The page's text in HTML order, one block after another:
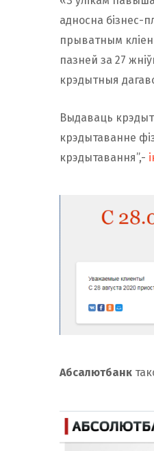
адносна бізнес-
прыватным
пазней за 27
крэдытныя
Выдаваць
крэдытаванне
крэдытавання”,-
Абсалютбанк